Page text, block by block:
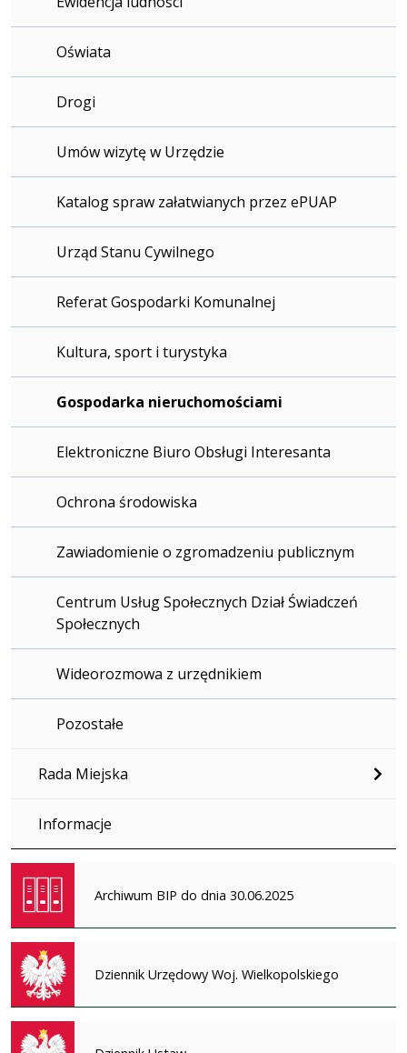
Oświata
Drogi
Umów wizytę w Urzędzie
Katalog spraw załatwianych przez ePUAP
Urząd Stanu Cywilnego
Referat Gospodarki Komunalnej
Kultura, sport i turystyka
Gospodarka nieruchomościami
Elektroniczne Biuro Obsługi Interesanta
Ochrona środowiska
Zawiadomienie o zgromadzeniu publicznym
Centrum Usług Społecznych Dział Świadczeń
Społecznych
Wideorozmowa z urzędnikiem
Pozostałe
Rada Miejska
Informacje
Archiwum BIP do dnia 30.06.2025
Dziennik Urzędowy Woj. Wielkopolskiego